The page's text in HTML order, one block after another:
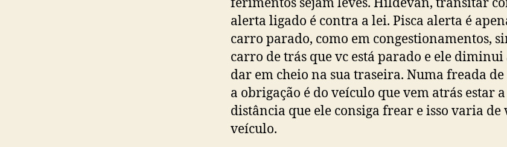
alerta ligado é contra a lei. Pisca alerta é
carro parado, como em congestionamentos,
carro de trás que vc está parado e ele diminui
dar em cheio na sua traseira. Numa freada
a obrigação é do veículo que vem atrás estar
distância que ele consiga frear e isso varia de
veículo.